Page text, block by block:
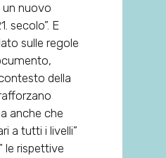
un nuovo
secolo”. E
sulle regole
della
anche che
a tutti i livelli”
le rispettive